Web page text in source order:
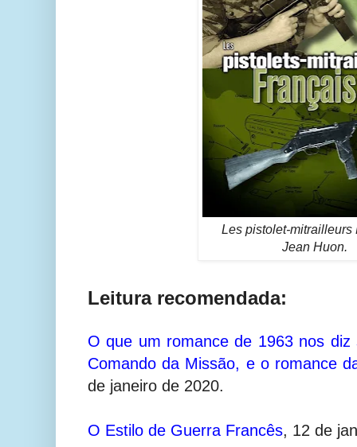
Les pistolet-mitrailleurs
Jean Huon.
Leitura recomendada:
O que um romance de 1963 nos
Comando da Missão, e o romance
de janeiro de 2020.
O Estilo de Guerra Francês, 12 de